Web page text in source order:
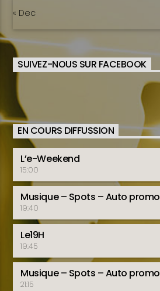
« Dec
SUIVEZ-NOUS SUR FACEBOOK
EN COURS DIFFUSSION
L’e-Weekend
15:00
Musique – Spots – Auto promo
19:40
Le19H
19:45
Musique – Spots – Auto promo
21:15